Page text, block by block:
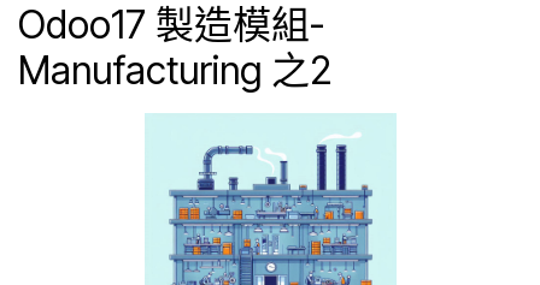
Odoo17 製造模組-
Manufacturing 之2